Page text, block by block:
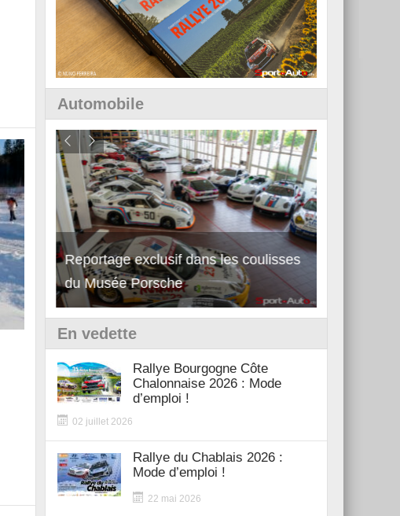
Automobile
Reportage exclusif dans les coulisses
du Musée Porsche
En vedette
Rallye Bourgogne Côte
Chalonnaise 2026 : Mode
d’emploi !
02 juillet 2026
Rallye du Chablais 2026 :
Mode d’emploi !
22 mai 2026